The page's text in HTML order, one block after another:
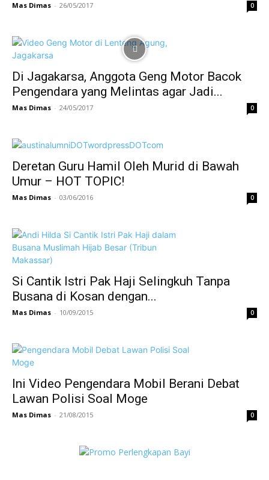
Mas Dimas - 26/05/2017 0
Di Jagakarsa, Anggota Geng Motor Bacok
Pengendara yang Melintas agar Jadi...
Mas Dimas - 24/05/2017 0
Deretan Guru Hamil Oleh Murid di Bawah
Umur – HOT TOPIC!
Mas Dimas - 03/06/2016 0
Si Cantik Istri Pak Haji Selingkuh Tanpa
Busana di Kosan dengan...
Mas Dimas - 10/09/2015 0
Ini Video Pengendara Mobil Berani Debat
Lawan Polisi Soal Moge
Mas Dimas - 21/08/2015 0